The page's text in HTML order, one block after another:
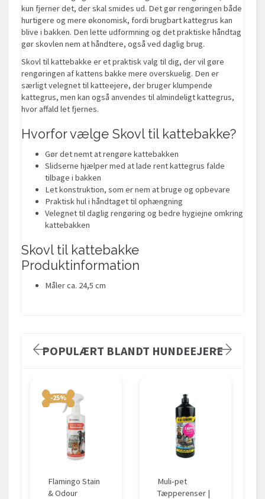
kun fjerner det, der skal smides ud. Det gør rengøringen både
hurtigere og mere økonomisk, fordi brugbart kattegrus kan
blive i bakken. Den lette udformning og det praktiske håndtag
gør skovlen nem at håndtere, også ved daglig brug.
Skovl til kattebakke er et praktisk valg til dig, der vil gøre
rengøringen af kattens bakke mere overskuelig. Den er
særligt velegnet til katteejere, der bruger klumpende
kattegrus, men kan også anvendes til almindeligt kattegrus,
hvor affald let fjernes.
Hvorfor vælge Skovl til kattebakke?
Gør det nemt at rengøre kattebakken
Slidserne hjælper med at lade rent kattegrus falde
tilbage i bakken
Let konstruktion, som er nem at bruge og opbevare
Praktisk hul i håndtaget til ophængning
Velegnet til daglig rengøring og bedre hygiejne omkring
kattebakken
Skovl til kattebakke
Produktinformation
Måler ca. 24,5 cm
POPULÆRT BLANDT HUNDEEJERE
-25%
Flamingo Stain
& Odour
Muli-pet
Tæpperenser |